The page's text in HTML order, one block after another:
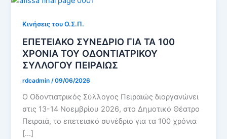
Κινήσεις του Ο.Σ.Π.
ΕΠΕΤΕΙΑΚΟ ΣΥΝΕΔΡΙΟ ΓΙΑ ΤΑ 100
ΧΡΟΝΙΑ ΤΟΥ ΟΔΟΝΤΙΑΤΡΙΚΟΥ
ΣΥΛΛΟΓΟΥ ΠΕΙΡΑΙΩΣ
rdcadmin /09/06/2026
Ο Οδοντιατρικός Σύλλογος Πειραιώς διοργανώνει
στις 13-14 Νοεμβρίου 2026, στο Δημοτικό Θέατρο
Πειραιά, το επετειακό συνέδριο για τα 100 χρόνια
[…]